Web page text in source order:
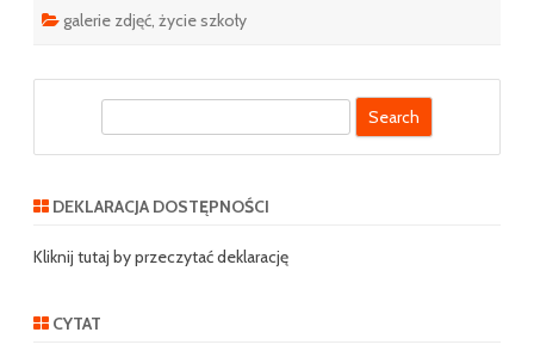
galerie zdjęć życie szkoły
r
h
DEKLARACJA DOSTĘPNOŚCI
Kliknij tutaj by przeczytać deklarację
CYTAT